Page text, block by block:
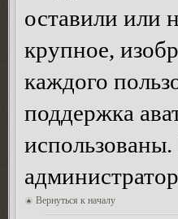
оставили или
крупное,
каждого
поддержка
Вернуться к началу